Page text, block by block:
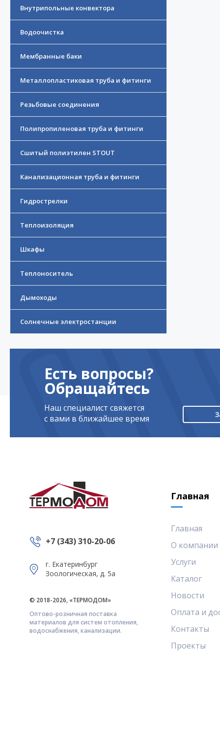
Внутрипольные конвектора
Водоочистка
Мембранные баки
Металлопластиковая труба и фитинги
Резьбовые соединения
Полипропиленовая труба и фитинги
Сшитый полиэтилен STOUT
Канализационная труба и фитинги
Гидрострелки
Теплоизоляция
Шкафы
Теплоноситель
Дымоходы
Солнечные электростанции
Есть вопросы?
Обращайтесь
Наш специалист свяжется
с вами в ближайшее время
Главная
+7 (343) 310-20-06
г. Екатеринбург
Зоологическая, д. 5а
© 2018-2026, «ТЕРМОДОМ»
Оптово-розничная поставка
материалов для систем отопления,
водоснабжения, канализации.
Главная
О компании
Услуги
Каталог
Новости
Оплата и
Контакты
Проекты